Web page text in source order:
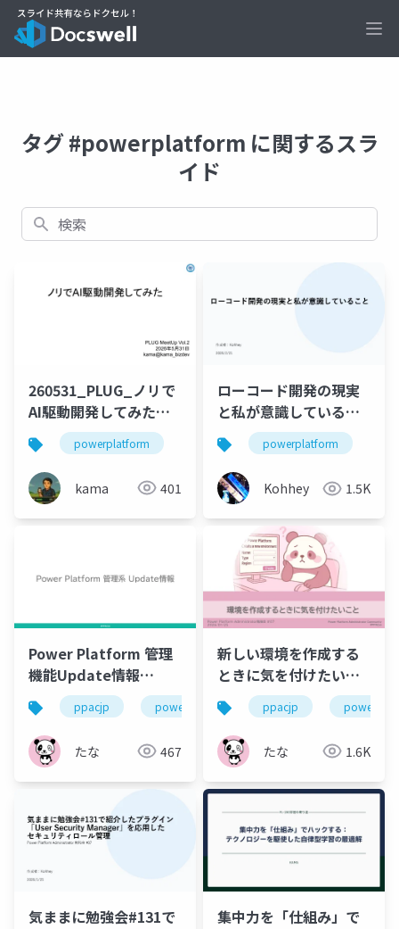
タグ #powerplatform に関するスラ
イド
検索
260531_PLUG_ノリで
AI駆動開発してみた！
_kamapowerplatform
kama 401
ローコード開発の現実
と私が意識しているこ
と
powerplatform
Kohhey 1.5K
Power Platform 管理
機能Update情報
（2025/11～2026/01）
ppacjp powerplatform
たな 467
新しい環境を作成する
ときに気を付けたいこ
と
ppacjp
たな 1.6K
気ままに勉強会#131で
集中力を「仕組み」で